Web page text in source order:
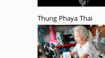
Thung Phaya Thai